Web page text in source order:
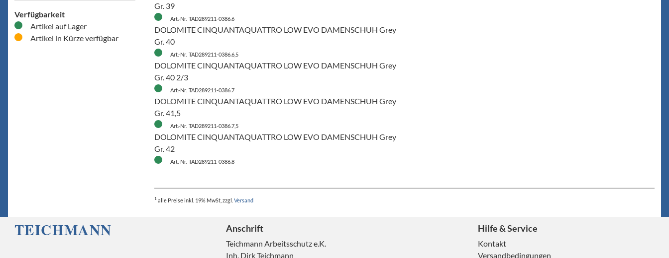
Verfügbarkeit
Artikel auf Lager
Artikel in Kürze verfügbar
Gr. 39
Art.-Nr. TAD289211-0386.6
DOLOMITE CINQUANTAQUATTRO LOW EVO DAMENSCHUH Grey
Gr. 40
Art.-Nr. TAD289211-0386.6,5
DOLOMITE CINQUANTAQUATTRO LOW EVO DAMENSCHUH Grey
Gr. 40 2/3
Art.-Nr. TAD289211-0386.7
DOLOMITE CINQUANTAQUATTRO LOW EVO DAMENSCHUH Grey
Gr. 41,5
Art.-Nr. TAD289211-0386.7,5
DOLOMITE CINQUANTAQUATTRO LOW EVO DAMENSCHUH Grey
Gr. 42
Art.-Nr. TAD289211-0386.8
1 alle Preiseinkl. 19% MwSt, zzgl.Versand
Anschrift
Teichmann Arbeitsschutz e.K.
Inh. Dirk Teichmann
Hilfe & Service
Kontakt
Versandbedingungen